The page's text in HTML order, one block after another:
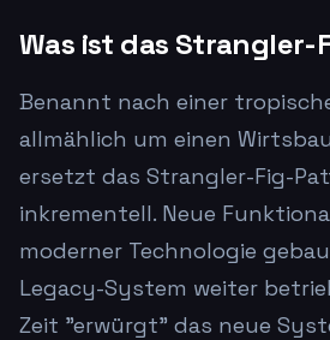
Was ist das Strangler-
Benannt nach einer
allmählich um einen
ersetzt das Strangler-Fig-
inkrementell. Neue
moderner Technologie
Legacy-System weiter
Zeit "erwürgt" das neue